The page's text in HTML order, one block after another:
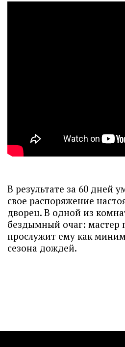
В результате за 60 дней
свое распоряжение
дворец. В одной из
бездымный очаг: мастер
прослужит ему как
сезона дождей.